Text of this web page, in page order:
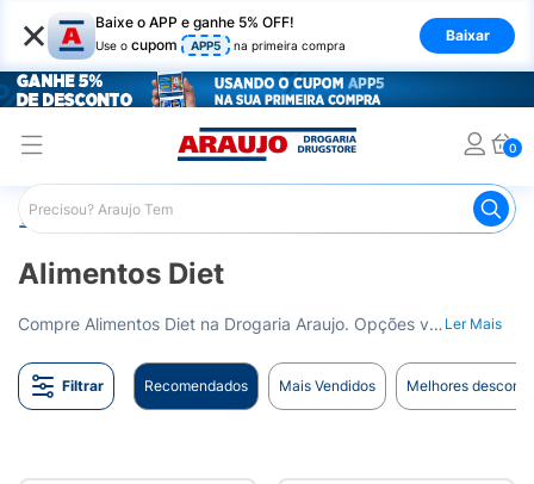
× Baixe o APP e ganhe 5% OFF!
Use o cupom APP5 na primeira compra
Baixar
0
Araujo Nutrição Saudável
Alimentos Diet
Compre Alimentos Diet na Drogaria Araujo. Opções variadas para quem busca uma alimentação balanceada sem abrir mão do sabor. Entrega para todo o Brasil. Ler Mais
Filtrar Recomendados Mais Vendidos Melhores